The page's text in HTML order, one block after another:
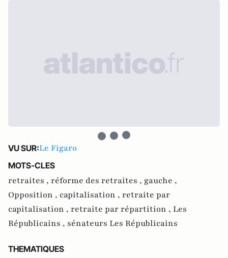
VU SUR:Le Figaro
MOTS-CLES
retraites , réforme des retraites , gauche ,
Opposition , capitalisation , retraite par
capitalisation , retraite par répartition , Les
Républicains , sénateurs Les Républicains
THEMATIQUES